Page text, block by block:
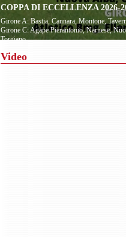
COPPA DI ECCELLENZA 2026-
Girone A: Bastia, Cannara, Montone,
Girone C: Agape Pierantonio, Narnese,
Torgiano
Video